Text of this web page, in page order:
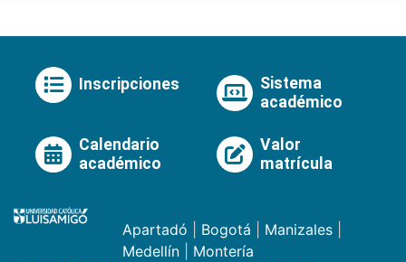
Inscripciones
Sistema
académico
Calendario
académico
Valor
matrícula
Apartadó Bogotá Manizales
Medellín
Montería